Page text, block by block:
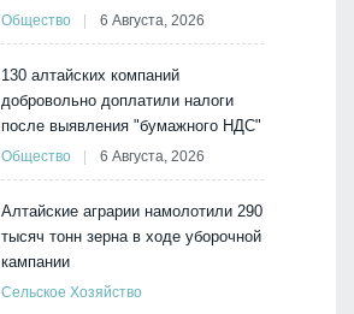
Общество 6 Августа, 2026
130 алтайских компаний
добровольно доплатили налоги
после выявления "бумажного НДС"
Общество 6 Августа, 2026
Алтайские аграрии намолотили 290
тысяч тонн зерна в ходе уборочной
кампании
Сельское Хозяйство